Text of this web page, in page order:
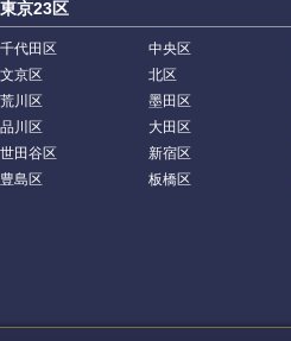
東京23区
千代田区 中央区
文京区
北区
荒川区
墨田区
品川区
大田区
世田谷区
新宿区
豊島区
板橋区